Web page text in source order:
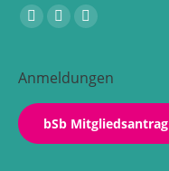
Finden Sie uns auf:
Facebook
opens
new
window
Linkedin
opens
new
window
Instagram
opens
new
window
Anmeldungen
bSb Mitgliedsantrag